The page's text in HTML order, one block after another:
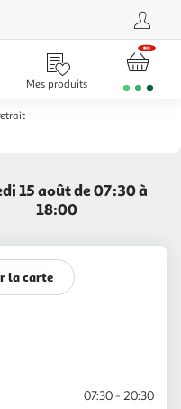
Mes produits
15 août de 07:30 à
18:00
la carte
07:30 - 20:30